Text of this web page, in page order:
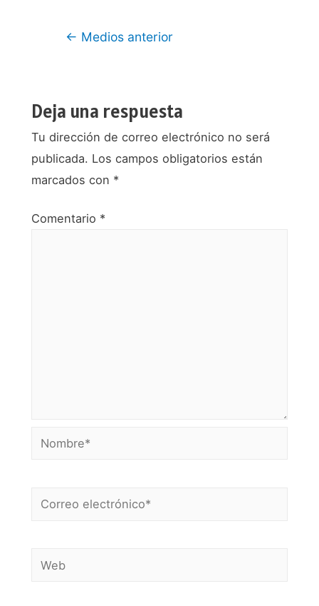
Navegación
← Medios anterior
Deja una respuesta
Tu dirección de correo electrónico no será
publicada. Los campos obligatorios están
marcados con *
Comentario *
Nombre*
Correo
Web